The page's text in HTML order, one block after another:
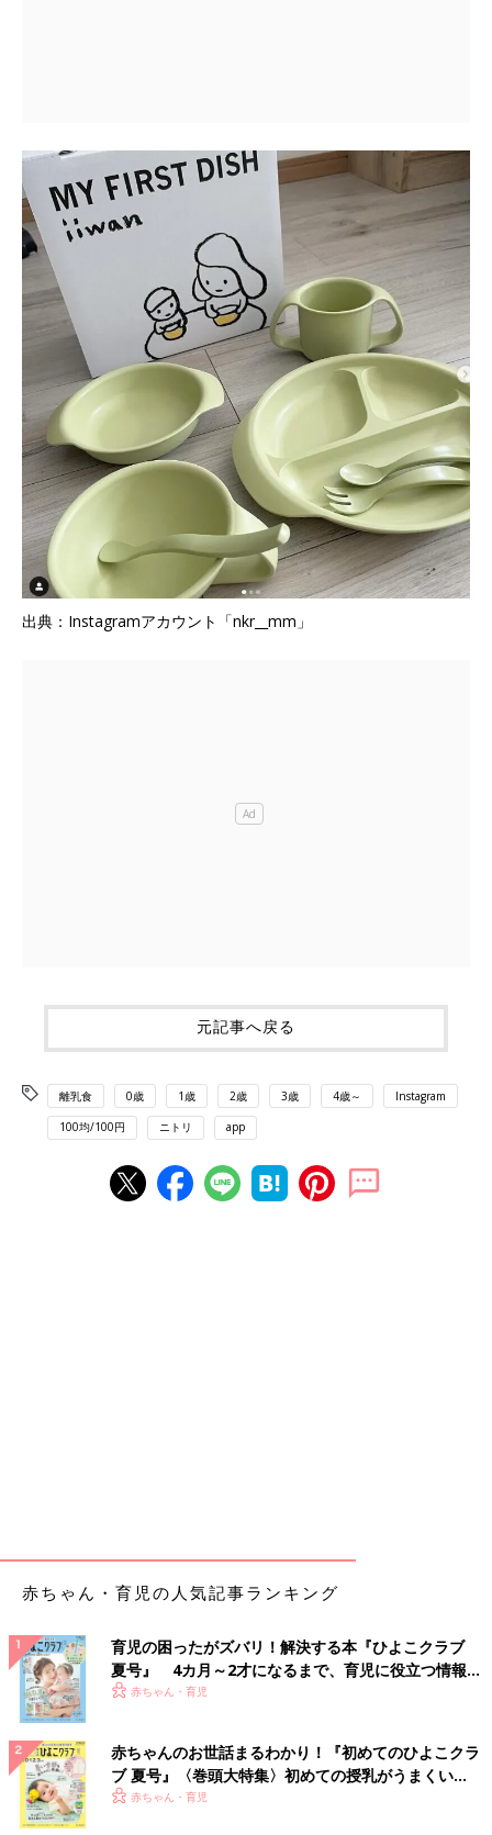
出典：Instagramアカウント「nkr__mm」
元記事へ戻る
離乳食 0歳 1歳 2歳 3歳 4歳～ Instagram
100均/100円 ニトリ app
赤ちゃん・育児の人気記事ランキング
育児の困ったがズバリ！解決する本『ひよこクラブ
夏号』 4カ月～2才になるまで、育児に役立つ情報が
いっぱい！
赤ちゃん・育児
赤ちゃんのお世話まるわかり！『初めてのひよこクラ
ブ 夏号』〈巻頭大特集〉初めての授乳がうまくい
く！ おっぱい・ミルクの基本と夏のトラブル 解決テ
赤ちゃん・育児